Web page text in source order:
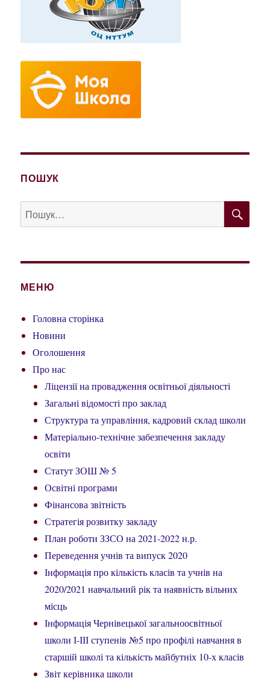
ПОШУК
Пошук
за
МЕНЮ
Головна сторінка
Новини
Оголошення
Про нас
Ліцензії на провадження освітньої діяльності
Загальні відомості про заклад
Структура та управління, кадровий склад школи
Матеріально-технічне забезпечення закладу
освіти
Статут ЗОШ № 5
Освітні програми
Фінансова звітність
Стратегія розвитку закладу
План роботи ЗЗСО на 2021-2022 н.р.
Переведення учнів та випуск 2020
Інформація про кількість класів та учнів на
2020/2021 навчальний рік та наявність вільних
місць
Інформація Чернівецької загальноосвітньої
школи І-ІІІ ступенів №5 про профілі навчання в
старшій школі та кількість майбутніх 10-х класів
Звіт керівника школи